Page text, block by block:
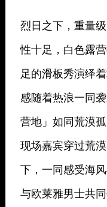
烈日之下，重量
性十足，白色露
足的滑板秀演绎
感随着热浪一同
营地」如同荒漠
现场嘉宾穿过荒
下，一同感受海
与欧莱雅男士共